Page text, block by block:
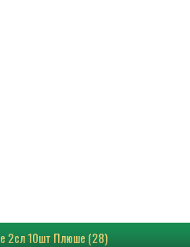
2сл 10шт Плюше (28)